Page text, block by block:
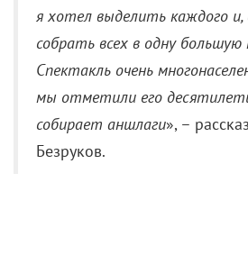
я хотел выделить каждого и,
собрать всех в одну большую
Спектакль очень
мы отметили его
собирает аншлаги», –
Безруков.